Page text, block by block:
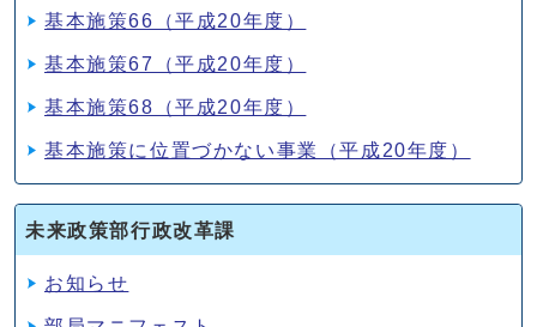
基本施策66（平成20年度）
基本施策67（平成20年度）
基本施策68（平成20年度）
基本施策に位置づかない事業（平成20年度）
未来政策部行政改革課
お知らせ